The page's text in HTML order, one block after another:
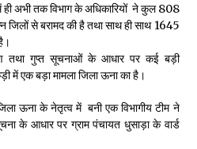
मोदी के विदेश दौरों पर 557 करोड़ खर्च, सरकार ने
कैमरे में कैद
ही अभी तक विभाग के अधिकारियों ने कुल 808
जिलों से बरामद की है तथा साथ ही साथ 1645
तथा गुप्त सूचनाओं के आधार पर कई बड़ी
में एक बड़ा मामला जिला ऊना का है।
ऊना के नेतृत्व में बनी एक विभागीय टीम ने
के आधार पर ग्राम पंचायत धुसाड़ा के वार्ड